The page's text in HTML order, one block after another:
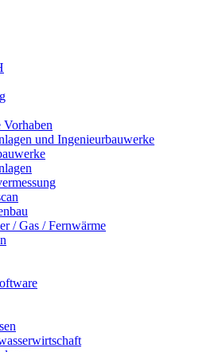
und Ingenieurbauwerke
/ Gas / Fernwärme